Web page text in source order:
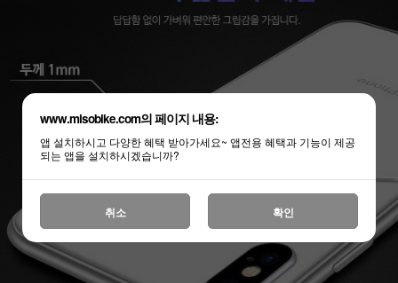
www.misobike.com의 페이지 내용:
앱 설치하시고 다양한 혜택 받아가세요~ 앱전용 혜택과 기능이 제공
되는 앱을 설치하시겠습니까?
취소 확인